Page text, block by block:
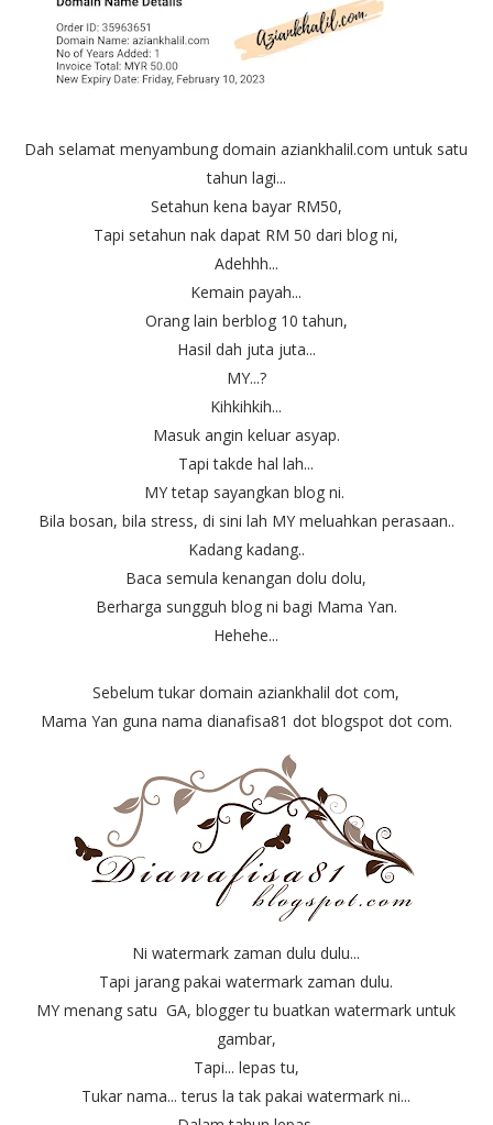
Dah selamat menyambung domain aziankhalil.com untuk satu
tahun lagi...
Setahun kena bayar RM50,
Tapi setahun nak dapat RM 50 dari blog ni,
Adehhh...
Kemain payah...
Orang lain berblog 10 tahun,
Hasil dah juta juta...
MY...?
Kihkihkih...
Masuk angin keluar asyap.
Tapi takde hal lah...
MY tetap sayangkan blog ni.
Bila bosan, bila stress, di sini lah MY meluahkan perasaan..
Kadang kadang..
Baca semula kenangan dolu dolu,
Berharga sungguh blog ni bagi Mama Yan.
Hehehe...
Sebelum tukar domain aziankhalil dot com,
Mama Yan guna nama dianafisa81 dot blogspot dot com.
Ni watermark zaman dulu dulu...
Tapi jarang pakai watermark zaman dulu.
MY menang satu GA, blogger tu buatkan watermark untuk
gambar,
Tapi... lepas tu,
Tukar nama... terus la tak pakai watermark ni...